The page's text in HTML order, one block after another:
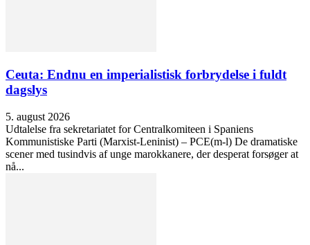
Ceuta: Endnu en imperialistisk forbrydelse i fuldt
dagslys
5. august 2026
Udtalelse fra sekretariatet for Centralkomiteen i Spaniens
Kommunistiske Parti (Marxist-Leninist) – PCE(m-l) De dramatiske
scener med tusindvis af unge marokkanere, der desperat forsøger at
nå...